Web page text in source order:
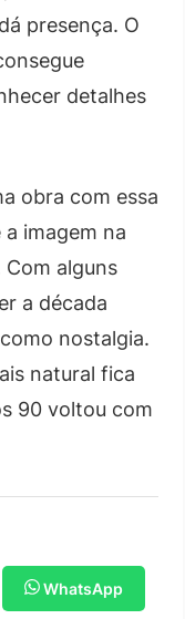
presença. O
detalhes
obra com essa
imagem na
Com alguns
a década
nostalgia.
natural fica
90 voltou com
WhatsApp